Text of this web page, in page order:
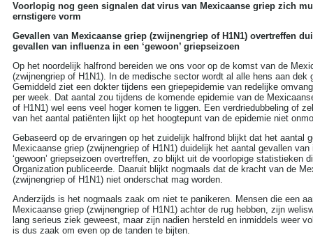
Alcohol Alzheimer
Dieet Gezondheid
A tot Z Griep Hart- en
vaatziekten Kanker
Opvoeding en zwangerschap
Sex Slapeloosheid
Voedingssupplementen
more tags
Aambeien speen(9)
ADHD(37)
Afasie(4)
Alcohol(86)
Allergie(44)
Alzheimer(110)
Andere vormen van
kanker (36)
Angstaanvallen(40)
Voorlopig nog geen signalen dat virus van Mexicaanse griep zich
ernstigere vorm
Gevallen van Mexicaanse griep (zwijnengriep of H1N1) overtreffen
gevallen van influenza in een ‘gewoon’ griepseizoen
Op het noordelijk halfrond bereiden we ons voor op de komst van de
(zwijnengriep of H1N1). In de medische sector wordt al alle hens aan dek
Gemiddeld ziet een dokter tijdens een griepepidemie van redelijke
per week. Dat aantal zou tijdens de komende epidemie van de
of H1N1) wel eens veel hoger komen te liggen. Een verdriedubbeling of
van het aantal patiënten lijkt op het hoogtepunt van de epidemie niet
Gebaseerd op de ervaringen op het zuidelijk halfrond blijkt dat het aantal
Mexicaanse griep (zwijnengriep of H1N1) duidelijk het aantal gevallen
‘gewoon’ griepseizoen overtreffen, zo blijkt uit de voorlopige statistieken
Organization publiceerde. Daaruit blijkt nogmaals dat de kracht van de
(zwijnengriep of H1N1) niet onderschat mag worden.
Anderzijds is het nogmaals zaak om niet te panikeren. Mensen die een
Mexicaanse griep (zwijnengriep of H1N1) achter de rug hebben, zijn
lang serieus ziek geweest, maar zijn nadien hersteld en inmiddels weer
is dus zaak om even op de tanden te bijten.